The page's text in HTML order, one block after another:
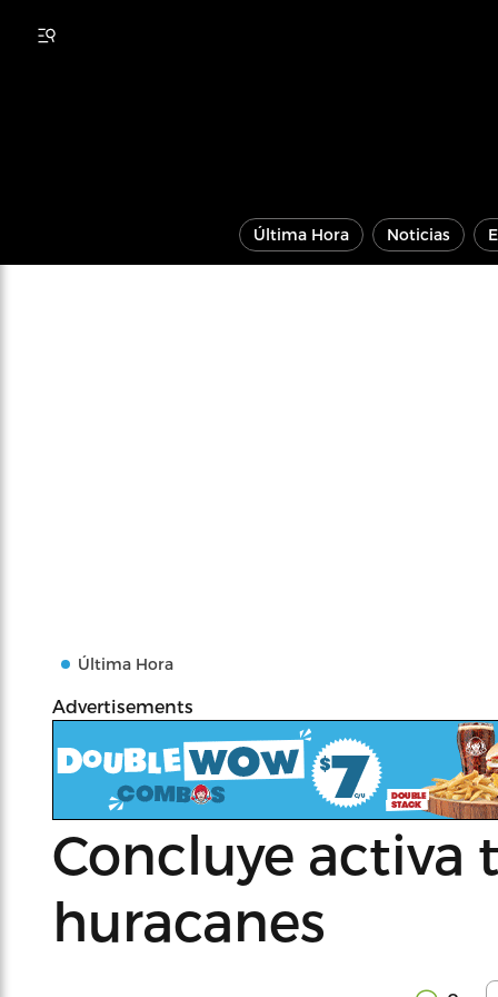
Última Hora Noticias
Última Hora
Advertisements
Concluye activa
huracanes